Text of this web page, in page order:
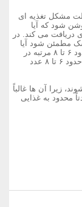
مشکل تغذیه ای
شود که آیا
دریافت می کند. در
مطمئن شود آیا
امکان شیرخوردن به طور کافی وجود دارد. بچه باید حدود ۶ تا ۸ مرتبه در
روز و در هر مرتبه حدود ۲۰ دقیقه شیر بخورد و هر روز حدود ۶ تا ۸ عدد
می شوند، زیرا آن ها غالباً
محدود به غذایی